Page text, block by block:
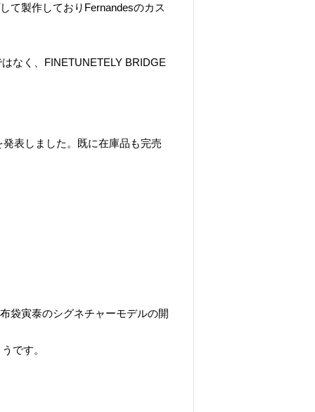
て製作しておりFernandesのカス
なく、FINETUNETELY BRIDGE
表しました。既に在庫品も完売
袋寅泰のシグネチャーモデルの開
です。